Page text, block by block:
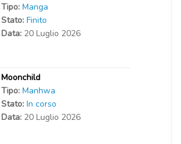
Tipo: Manga
Stato: Finito
Data: 20 Luglio 2026
Moonchild
Tipo: Manhwa
Stato: In corso
Data: 20 Luglio 2026